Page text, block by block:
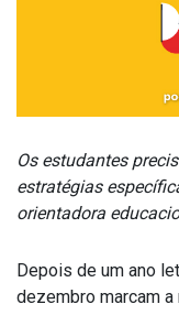
Os estudantes
estratégias
orientadora
Depois de um ano
dezembro marcam